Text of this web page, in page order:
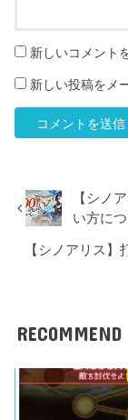
新しいコメント
新しい投稿をメ
【シノ
い方に
【シノアリス
RECOMMEND